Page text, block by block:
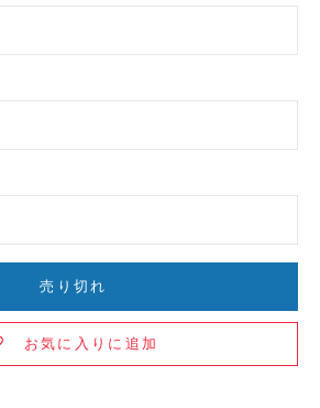
売り切れ
お気に入りに追加